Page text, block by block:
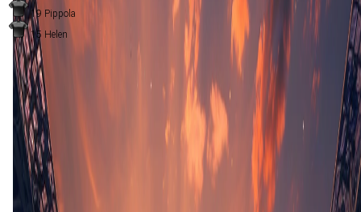
19 Pippola
15 Helen